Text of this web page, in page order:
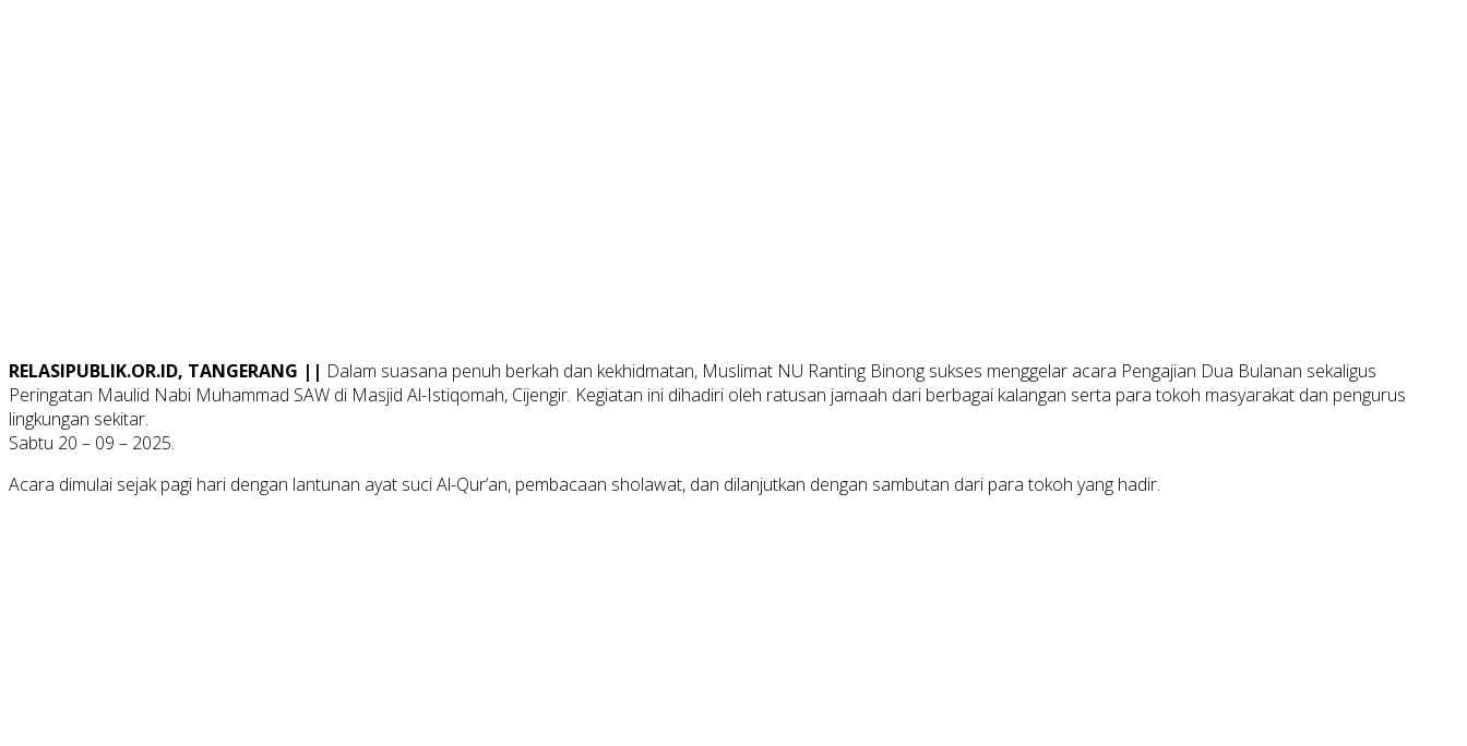
RELASIPUBLIK.OR.ID, TANGERANG || Dalam suasana penuh berkah dan kekhidmatan, Muslimat NU Ranting Binong sukses menggelar acara Pengajian Dua Bulanan sekaligus
Peringatan Maulid Nabi Muhammad SAW di Masjid Al-Istiqomah, Cijengir. Kegiatan ini dihadiri oleh ratusan jamaah dari berbagai kalangan serta para tokoh masyarakat dan pengurus
lingkungan sekitar.
Sabtu 20 – 09 – 2025.
Acara dimulai sejak pagi hari dengan lantunan ayat suci Al-Qur’an, pembacaan sholawat, dan dilanjutkan dengan sambutan dari para tokoh yang hadir.